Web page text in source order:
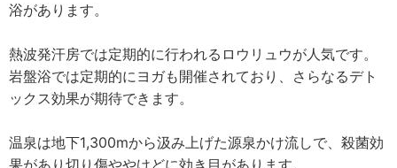
浴があります。
熱波発汗房では定期的に行われるロウリュウが人気です。
岩盤浴では定期的にヨガも開催されており、さらなるデト
ックス効果が期待できます。
温泉は地下1,300mから汲み上げた源泉かけ流しで、殺菌効
果があり切り傷ややけどに効き目があります。